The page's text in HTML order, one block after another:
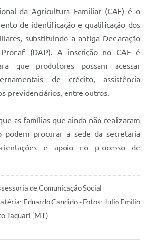
da Agricultura Familiar (CAF) é o
de identificação e qualificação dos
substituindo a antiga Declaração
(DAP). A inscrição no CAF é
que produtores possam acessar
de crédito, assistência
previdenciários, entre outros.
as famílias que ainda não realizaram
podem procurar a sede da secretaria
e apoio no processo de
de Comunicação Social
Eduardo Candido - Fotos: Julio Emilio
Taquari (MT)